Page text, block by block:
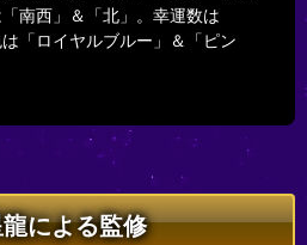
南西」＆「北」。幸運数は
は「ロイヤルブルー」＆「ピン
による監修